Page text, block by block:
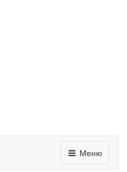
Меню